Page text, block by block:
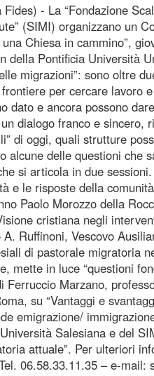
- La “Fondazione
(SIMI) organizzano un
Chiesa in cammino”,
della Pontificia Università
migrazioni”: sono oltre
per cercare lavoro
dato e ancora possono
dialogo franco e sincero,
di oggi, quali strutture
alcune delle questioni che
si articola in due
e le risposte della
Paolo Morozzo della
cristiana negli
Ruffinoni, Vescovo
di pastorale migratoria
mette in luce “questioni
Ferruccio Marzano,
su “Vantaggi e
emigrazione/
Salesiana e del
attuale”. Per ulteriori
06.58.33.11.35 – e-